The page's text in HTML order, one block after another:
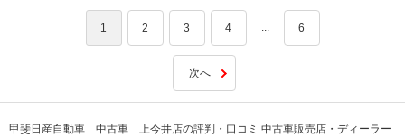
1 2 3 4 ... 6
次へ
甲斐日産自動車 中古車 上今井店の評判・口コミ 中古車販売店・ディーラー